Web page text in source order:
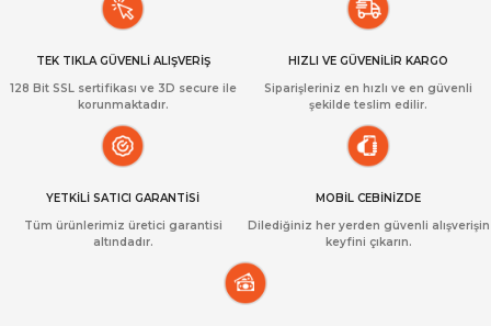
TEK TIKLA GÜVENLİ ALIŞVERİŞ
128 Bit SSL sertifikası ve 3D secure ile
korunmaktadır.
HIZLI VE GÜVENİLİR KARGO
Siparişleriniz en hızlı ve en güvenli
şekilde teslim edilir.
YETKİLİ SATICI GARANTİSİ
Tüm ürünlerimiz üretici garantisi
altındadır.
MOBİL CEBİNİZDE
Dilediğiniz her yerden güvenli alışverişin
keyfini çıkarın.